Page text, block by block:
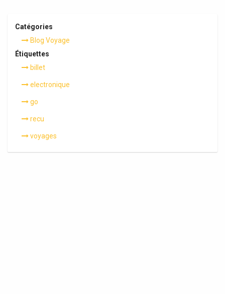
Catégories
Blog Voyage
Étiquettes
billet
electronique
go
recu
voyages